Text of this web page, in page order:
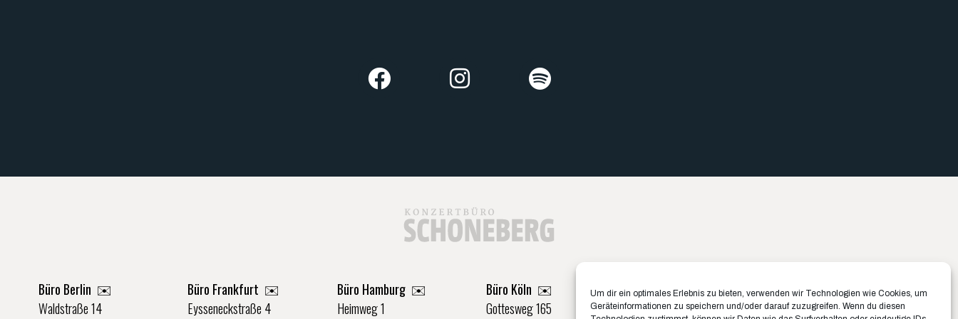
Um dir ein optimales Erlebnis zu bieten, verwenden wir Technologien wie Cookies, um
Geräteinformationen zu speichern und/oder darauf zuzugreifen. Wenn du diesen
Büro Berlin ✉️
Waldstraße 14
Büro Frankfurt ✉️
Eysseneckstraße 4
Büro Hamburg ✉️
Heimweg 1
Büro Köln ✉️
Gottesweg 165
Büro München ✉️
Belfortstraße 8
Büro Münster ✉️
Rudolf-Von-Langen-Str. 42